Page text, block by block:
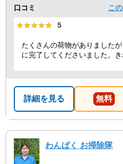
口コミ こ
★★★★★
★★★★★ 5
たくさんの荷物がありました
に完了してくださいました。
ありがとうございました。作
詳細を見る 無料
わんぱく お掃除隊